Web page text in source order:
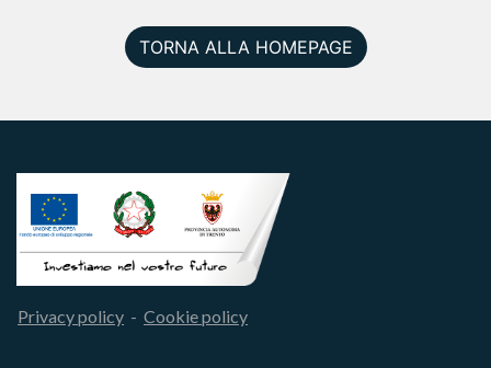
TORNA ALLA HOMEPAGE
Privacy policy - Cookie policy